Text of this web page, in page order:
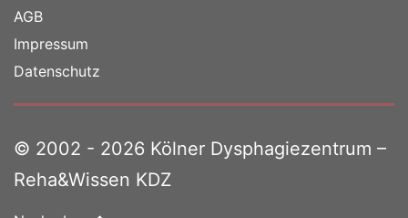
AGB
Impressum
Datenschutz
© 2002 - 2026 Kölner Dysphagiezentrum –
Reha&Wissen KDZ